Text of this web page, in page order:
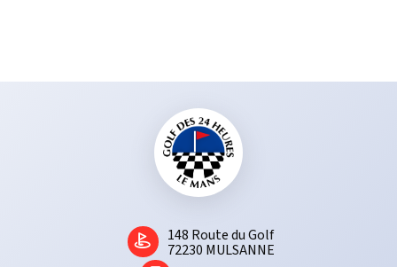
En somme, Le Golf des 24 Heures est un lieu vivant et dynamique, où
les compétitions majeures et les initiatives pour promouvoir le golf se
succèdent, offrant à tous ses membres une expérience sportive riche
et variée. Rejoindre ce club, c’est intégrer une communauté
passionnée, ancrée dans un lieu mythique et tournée vers le plaisir du
1​48 Route du Golf
72230 MULSANNE